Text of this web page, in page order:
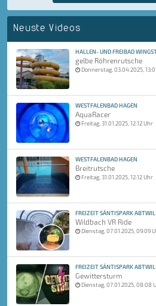
Neuste Videos
HALLEN- UND FREIBAD
gelbe Röhrenrutsche
Donnerstag, 03.04.2025,
WESTFALENBAD HAGEN
AquaRacer
Freitag, 31.01.2025, 12:12 Uhr
WESTFALENBAD HAGEN
Breitrutsche
Freitag, 31.01.2025, 12:12 Uhr
FREIZEIT SÄNTISPARK ABTWIL
Wildbach VR Ride
Dienstag, 07.01.2025, 09:09
FREIZEIT SÄNTISPARK ABTWIL
Gewittersturm
Dienstag, 07.01.2025, 08:08